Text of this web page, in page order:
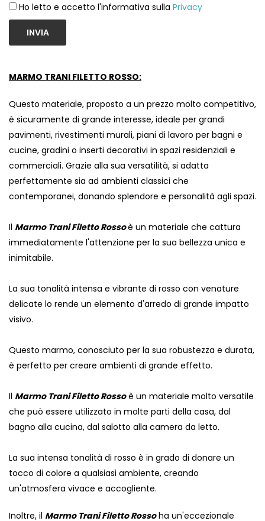
Ho letto e accetto l'informativa sulla Privacy
INVIA
MARMO TRANI FILETTO ROSSO:
Questo materiale, proposto a un prezzo molto competitivo,
è sicuramente di grande interesse, ideale per grandi
pavimenti, rivestimenti murali, piani di lavoro per bagni e
cucine, gradini o inserti decorativi in ​​spazi residenziali e
commerciali. Grazie alla sua versatilità, si adatta
perfettamente sia ad ambienti classici che
contemporanei, donando splendore e personalità agli spazi.
Il Marmo Trani Filetto Rossoè un materiale che cattura
immediatamente l'attenzione per la sua bellezza unica e
inimitabile.
La sua tonalità intensa e vibrante di rosso con venature
delicate lo rende un elemento d'arredo di grande impatto
visivo.
Questo marmo, conosciuto per la sua robustezza e durata,
è perfetto per creare ambienti di grande effetto.
Il Marmo Trani Filetto Rossoè un materiale molto versatile
che può essere utilizzato in molte parti della casa, dal
bagno alla cucina, dal salotto alla camera da letto.
La sua intensa tonalità di rosso è in grado di donare un
tocco di colore a qualsiasi ambiente, creando
un'atmosfera vivace e accogliente.
Inoltre, il Marmo Trani Filetto Rossoha un'eccezionale